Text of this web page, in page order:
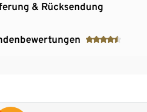
& Rücksendung